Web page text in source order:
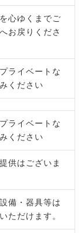
心ゆくまでご
お戻りくださ
ライベートな
ください
ライベートな
ください
供はございま
備・器具等は
ただけます。